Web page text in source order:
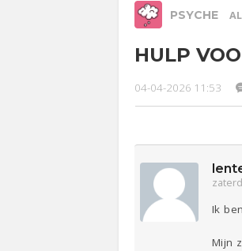
PSYCHE
HULP
04-04-2026 11:53
Ik
Mijn